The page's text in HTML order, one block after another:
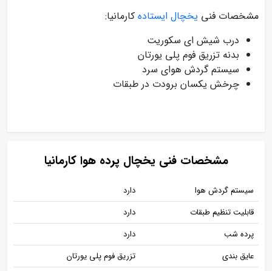
مشخصات فنی یخچال ایستاده کارمانیا:
درب شیش ای سکوریت
بدنه تزریق فوم پلی یورتان
سیستم گردش هوای سرد
چرخش یکسان برودت در طبقات
مشخصات فنی یخچال پرده هوا کارمانیا
سیستم گردش هوا
دارد
قابلیت تنظیم طبقات
دارد
پرده شب
دارد
عایق بندی
تزریق فوم پلی یورتان